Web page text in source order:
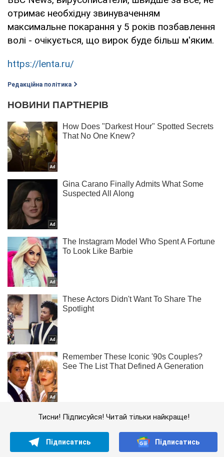
отримає необхідну звинуваченням
максимальне покарання у 5 років позбавлення
волі - очікується, що вирок буде більш м'яким.
https://lenta.ru/
Редакційна політика
Тисни! Підписуйся! Читай тільки найкраще!
Підписатись Підписатись